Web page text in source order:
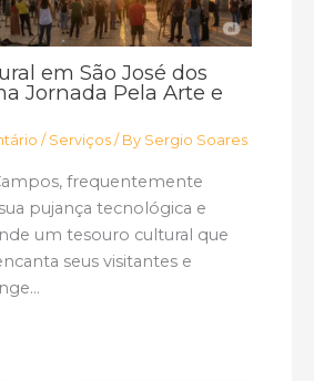
em São José dos
Jornada Pela Arte e
/ Serviços / By Sergio Soares
frequentemente
pujança tecnológica e
um tesouro cultural que
seus visitantes e